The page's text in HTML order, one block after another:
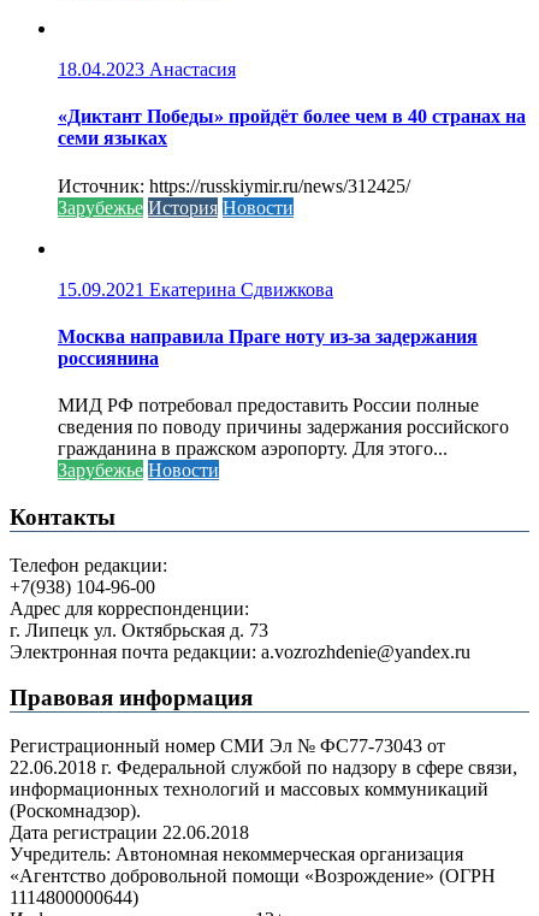
18.04.2023 Анастасия
«Диктант Победы» пройдёт более чем в 40 странах на
семи языках
Источник: https://russkiymir.ru/news/312425/
Зарубежье История Новости
15.09.2021 Екатерина Сдвижкова
Москва направила Праге ноту из-за задержания
россиянина
МИД РФ потребовал предоставить России полные
сведения по поводу причины задержания российского
гражданина в пражском аэропорту. Для этого...
Зарубежье Новости
Контакты
Телефон редакции:
+7(938) 104-96-00
Адрес для корреспонденции:
г. Липецк ул. Октябрьская д. 73
Электронная почта редакции: a.vozrozhdenie@yandex.ru
Правовая информация
Регистрационный номер СМИ Эл № ФС77-73043 от
22.06.2018 г. Федеральной службой по надзору в сфере связи,
информационных технологий и массовых коммуникаций
(Роскомнадзор).
Дата регистрации 22.06.2018
Учредитель: Автономная некоммерческая организация
«Агентство добровольной помощи «Возрождение» (ОГРН
1114800000644)